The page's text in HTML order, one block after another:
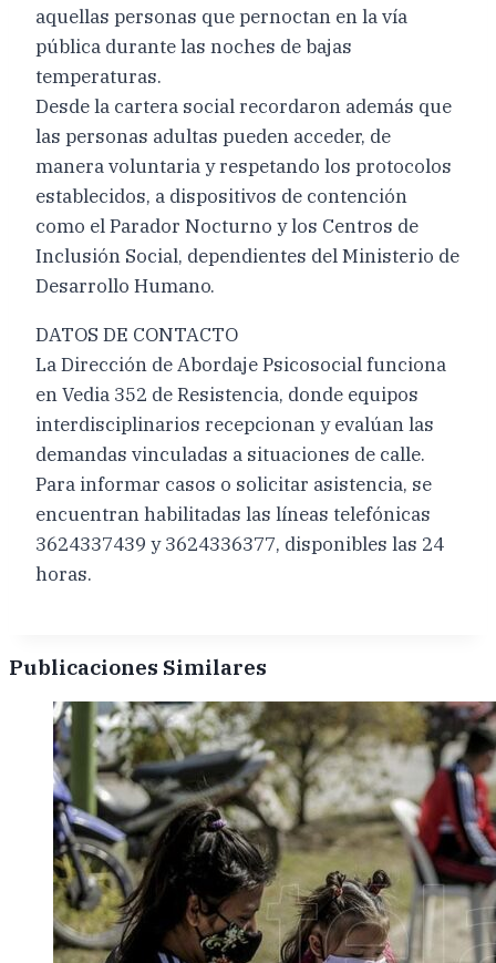
aquellas personas que pernoctan en la vía
pública durante las noches de bajas
temperaturas.
Desde la cartera social recordaron además que
las personas adultas pueden acceder, de
manera voluntaria y respetando los protocolos
establecidos, a dispositivos de contención
como el Parador Nocturno y los Centros de
Inclusión Social, dependientes del Ministerio de
Desarrollo Humano.
DATOS DE CONTACTO
La Dirección de Abordaje Psicosocial funciona
en Vedia 352 de Resistencia, donde equipos
interdisciplinarios recepcionan y evalúan las
demandas vinculadas a situaciones de calle.
Para informar casos o solicitar asistencia, se
encuentran habilitadas las líneas telefónicas
3624337439 y 3624336377, disponibles las 24
horas.
Publicaciones Similares